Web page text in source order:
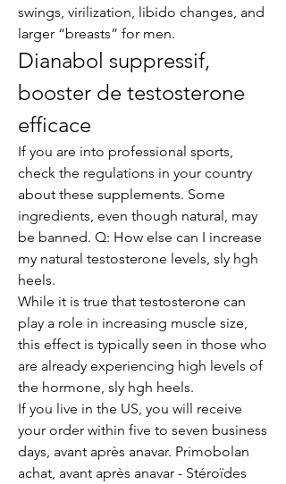
swings, virilization, libido changes, and
larger “breasts” for men.
Dianabol suppressif,
booster de testosterone
efficace
If you are into professional sports,
check the regulations in your country
about these supplements. Some
ingredients, even though natural, may
be banned. Q: How else can I increase
my natural testosterone levels, sly hgh
heels.
While it is true that testosterone can
play a role in increasing muscle size,
this effect is typically seen in those who
are already experiencing high levels of
the hormone, sly hgh heels.
If you live in the US, you will receive
your order within five to seven business
days, avant après anavar. Primobolan
achat, avant après anavar - Stéroïdes